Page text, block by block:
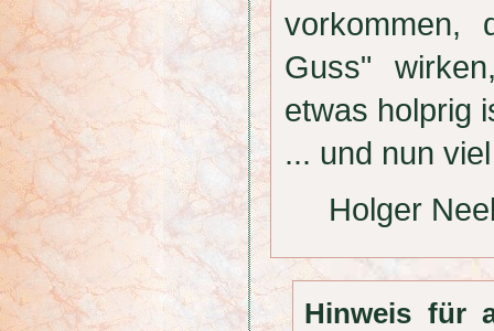
vorkommen,
Guss"
etwas holprig
... und nun
Holger
Hinweis für